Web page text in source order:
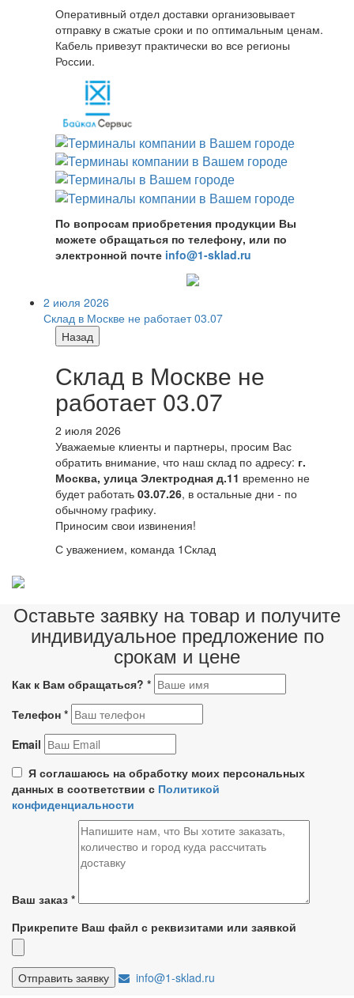
Оперативный отдел доставки организовывает
отправку в сжатые сроки и по оптимальным ценам.
Кабель привезут практически во все регионы
России.
По вопросам приобретения продукции Вы
можете обращаться по телефону, или по
электронной почте info@1-sklad.ru
2 июля 2026
Склад в Москве не работает 03.07
Назад
Склад в Москве не
работает 03.07
2 июля 2026
Уважаемые клиенты и партнеры, просим Вас
обратить внимание, что наш склад по адресу: г.
Москва, улица Электродная д.11 временно не
будет работать 03.07.26, в остальные дни - по
обычному графику.
Приносим свои извинения!
С уважением, команда 1Склад
Оставьте заявку на товар и получите
индивидуальное предложение по
срокам и цене
Как к Вам обращаться? *
Телефон *
Email
Я соглашаюсь на обработку моих персональных
данных в соответствии с Политикой
конфиденциальности
Ваш заказ *
Прикрепите Ваш файл с реквизитами или заявкой
info@1-sklad.ru